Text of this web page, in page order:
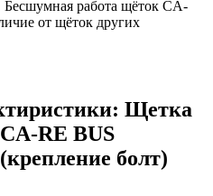
работа щёток CA-
от щёток других
Щетка
RE BUS
болт)